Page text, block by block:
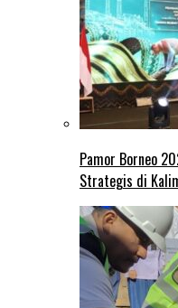
Pamor Borneo
Strategis di